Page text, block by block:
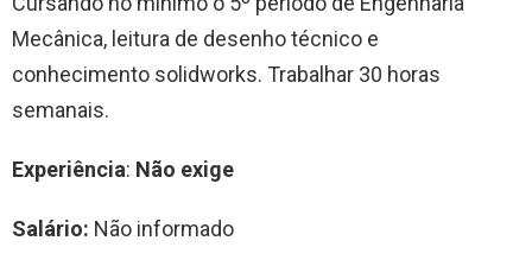
Mecânica, leitura de desenho técnico e
conhecimento solidworks. Trabalhar 30 horas
semanais.
Experiência: Não exige
Salário: Não informado